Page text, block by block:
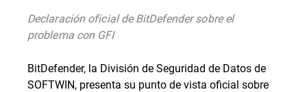
Declaración oficial de BitDefender sobre el
problema con GFI
BitDefender, la División de Seguridad de Datos de
SOFTWIN, presenta su punto de vista oficial sobre